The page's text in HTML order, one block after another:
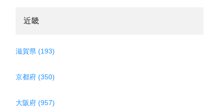
近畿
滋賀県 (193)
京都府 (350)
大阪府 (957)